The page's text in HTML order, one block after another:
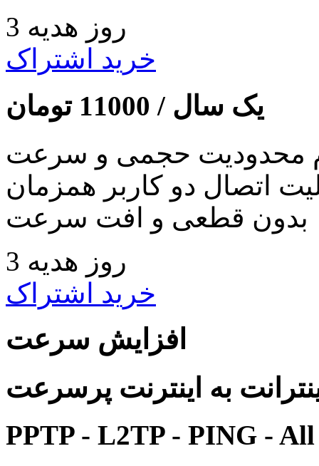
3 روز هدیه
خرید اشتراک
یک سال / 11000 تومان
محدودیت حجمی و سرعت
اتصال دو کاربر همزمان
بدون قطعی و افت سرعت
3 روز هدیه
خرید اشتراک
افزایش سرعت
به اینترنت پرسرعت
PPTP - L2TP - PING -